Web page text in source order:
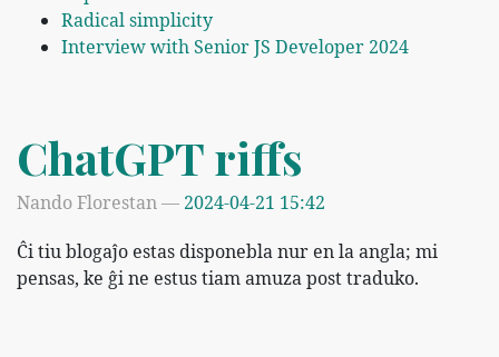
Radical simplicity
Interview with Senior JS Developer 2024
ChatGPT riffs
Nando Florestan
2024-04-21 15:42
Ĉi tiu blogaĵo estas disponebla nur en la angla; mi
pensas, ke ĝi ne estus tiam amuza post traduko.